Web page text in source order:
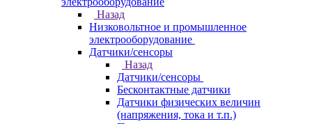
Назад
Низковольтное и промышленное
электрооборудование
Датчики/сенсоры
Назад
Датчики/сенсоры
Бесконтактные датчики
Датчики физических величин
(напряжения, тока и т.п.)